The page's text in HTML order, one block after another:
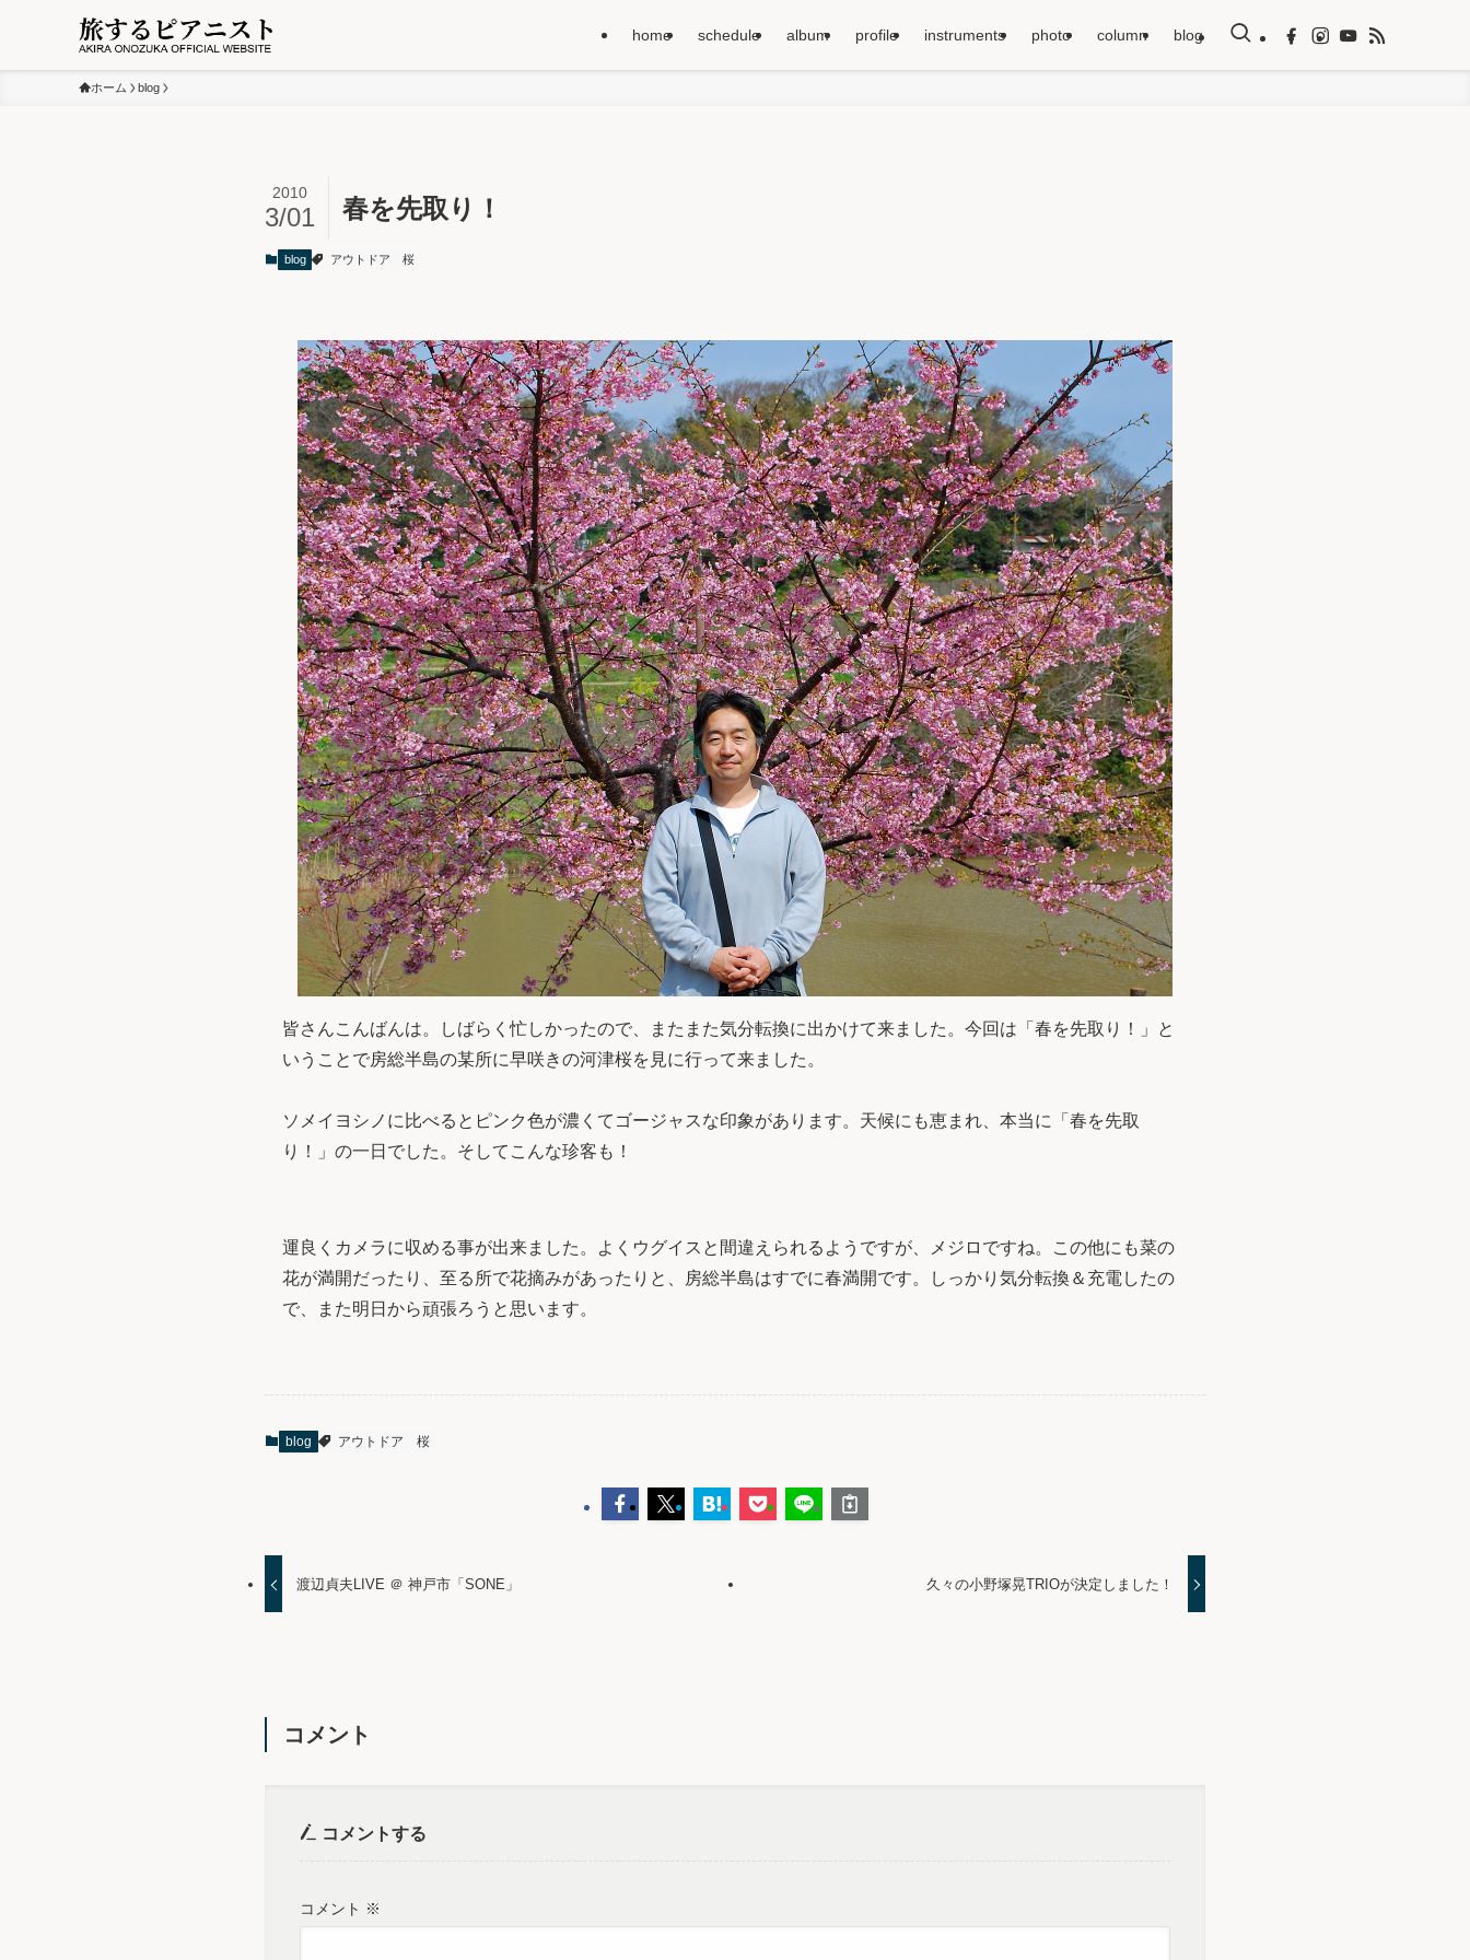
home schedule album profile instruments photo column blog
ホーム blog
春を先取り！
2010
3/01
blog アウトドア 桜
皆さんこんばんは。しばらく忙しかったので、またまた気分転換に出かけて来ました。今回は「春を先取り！」と
いうことで房総半島の某所に早咲きの河津桜を見に行って来ました。
ソメイヨシノに比べるとピンク色が濃くてゴージャスな印象があります。天候にも恵まれ、本当に「春を先取
り！」の一日でした。そしてこんな珍客も！
運良くカメラに収める事が出来ました。よくウグイスと間違えられるようですが、メジロですね。この他にも菜の
花が満開だったり、至る所で花摘みがあったりと、房総半島はすでに春満開です。しっかり気分転換＆充電したの
で、また明日から頑張ろうと思います。
blog アウトドア 桜
渡辺貞夫LIVE ＠ 神戸市「SONE」 久々の小野塚晃TRIOが決定しました！
コメント
コメントする
コメント ※